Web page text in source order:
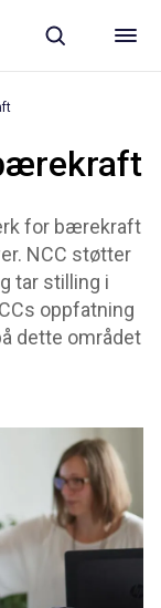
for bærekraft
NCC støtter
tar stilling i
oppfatning
dette området